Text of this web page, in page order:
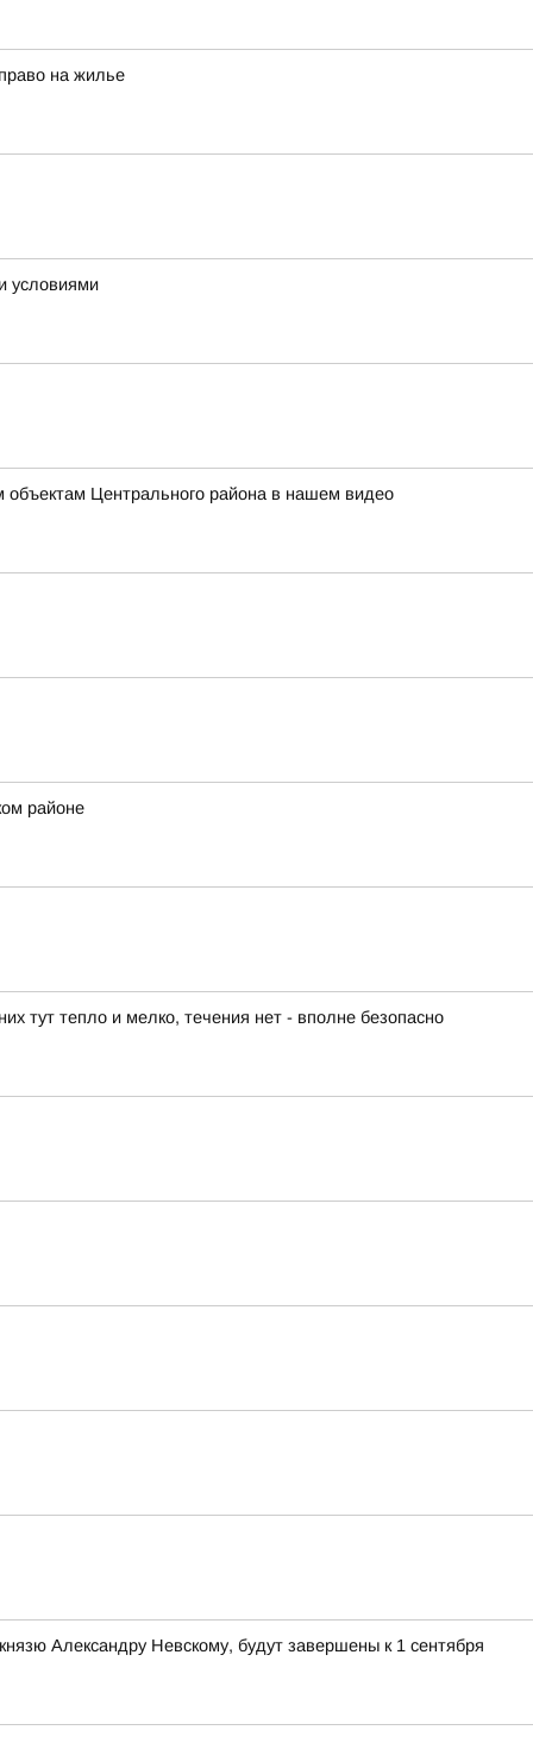
на жилье
условиями
объектам Центрального района в нашем видео
районе
тут тепло и мелко, течения нет - вполне безопасно
Александру Невскому, будут завершены к 1 сентября